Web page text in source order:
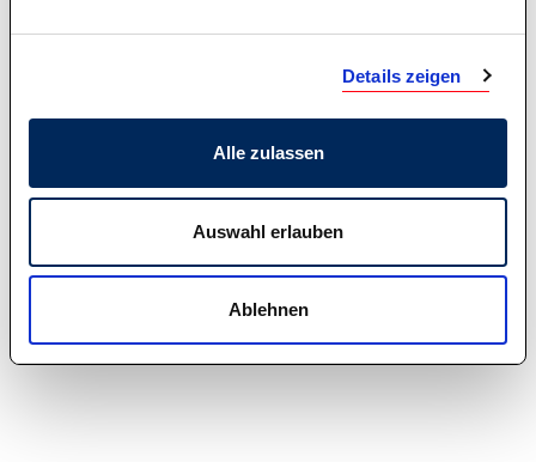
Details zeigen
Alle zulassen
Auswahl erlauben
Ablehnen